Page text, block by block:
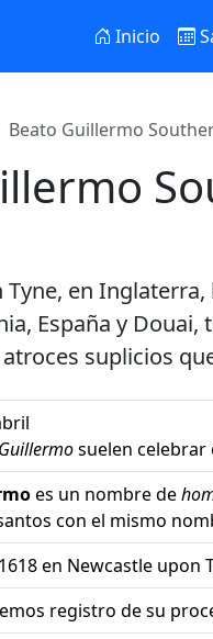
Inicio
Beato Guillermo
Tyne, en
España y
suplicios
Guillermosuelen celebrar
es un nombre de
con el mismo
1618 en Newcastle
registro de su